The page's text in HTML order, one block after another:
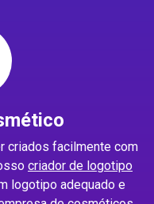
criados facilmente com
criador de logotipo
logotipo adequado e